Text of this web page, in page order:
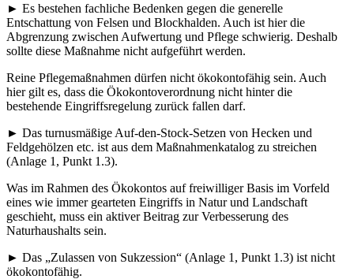
► Es bestehen fachliche Bedenken gegen die generelle
Entschattung von Felsen und Blockhalden. Auch ist hier die
Abgrenzung zwischen Aufwertung und Pflege schwierig. Deshalb
sollte diese Maßnahme nicht aufgeführt werden.
Reine Pflegemaßnahmen dürfen nicht ökokontofähig sein. Auch
hier gilt es, dass die Ökokontoverordnung nicht hinter die
bestehende Eingriffsregelung zurück fallen darf.
► Das turnusmäßige Auf-den-Stock-Setzen von Hecken und
Feldgehölzen etc. ist aus dem Maßnahmenkatalog zu streichen
(Anlage 1, Punkt 1.3).
Was im Rahmen des Ökokontos auf freiwilliger Basis im Vorfeld
eines wie immer gearteten Eingriffs in Natur und Landschaft
geschieht, muss ein aktiver Beitrag zur Verbesserung des
Naturhaushalts sein.
► Das „Zulassen von Sukzession“ (Anlage 1, Punkt 1.3) ist nicht
ökokontofähig.